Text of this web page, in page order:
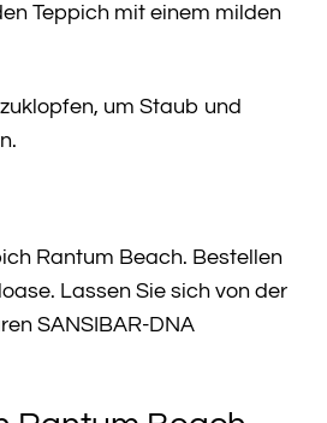
Teppich mit einem milden
um Staub und
Rantum Beach. Bestellen
Lassen Sie sich von der
SANSIBAR-DNA